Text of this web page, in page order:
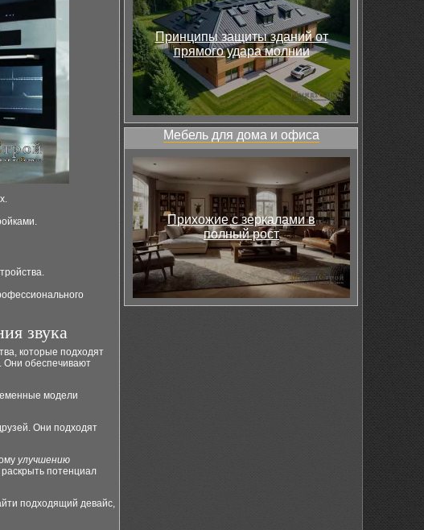
звука
которые подходят
Они обеспечивают
модели
Они подходят
улучшению
потенциал
подходящий девайс,
Принципы защиты зданий от
прямого удара молнии
Мебель для дома и офиса
Прихожие с зеркалами в
полный рост